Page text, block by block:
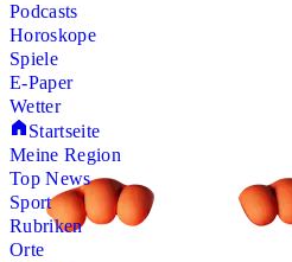
Podcasts
Horoskope
Spiele
E-Paper
Wetter
Startseite
Meine Region
Top News
Sport
Rubriken
Orte